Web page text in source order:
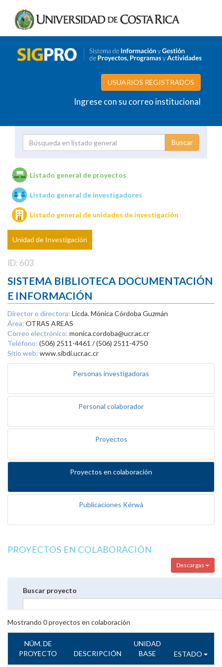
USUARIOS REGISTRADOS
Ingrese con su correo institucional
Unidades de investigación
Listado general de proyectos
Listado general de investigadores
Listado general de unidades de investigación
Unidad de Investigación
ID: 603
SISTEMA BIBLIOTECA DOCUMENTACIÓN
E INFORMACIÓN
Director o directora: Licda. Mónica Córdoba Guzmán
Área: OTRAS AREAS
Correo electrónico: monica.cordoba@ucr.ac.cr
Teléfono: (506) 2511-4461 / (506) 2511-4750
Sitio web: www.sibdi.ucr.ac.cr
Personas investigadoras
Personal colaborador
Proyectos
Proyectos en colaboración
Publicaciones Kérwá
PROYECTOS EN COLABORACIÓN
Descargas
Buscar proyecto
Mostrando 0proyectos en colaboración
NÚM. DE
PROYECTO
DESCRIPCIÓN
UNIDAD
BASE
ESTADO